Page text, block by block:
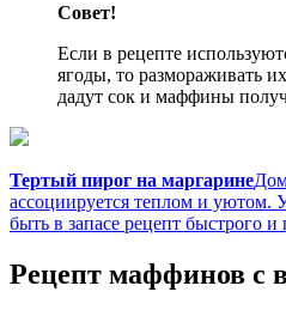
Совет!
Если в рецепте
ягоды, то размораживать
дадут сок и маффины
Тертый пирог на маргарине
ассоциируется теплом и уютом.
быть в запасе рецепт быстрого
Рецепт маффинов с